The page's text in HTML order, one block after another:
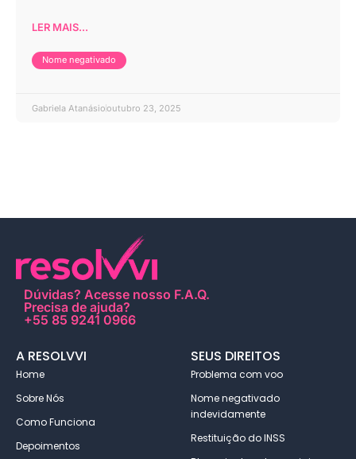
LER MAIS...
Nome negativado
Gabriela Atanásiooutubro 23, 2025
Dúvidas? Acesse nosso F.A.Q.
Precisa de ajuda?
+55 85 9241 0966
A RESOLVVI
Home
Sobre Nós
Como Funciona
Depoimentos
SEUS DIREITOS
Problema com voo
Nome negativado
indevidamente
Restituição do INSS